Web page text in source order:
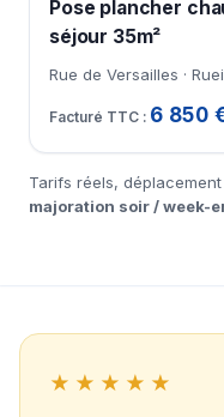
Pose plancher
séjour 35m²
Rue de Versailles ·
6 850
Tarifs réels,
majoration soir / week-
★★★★★